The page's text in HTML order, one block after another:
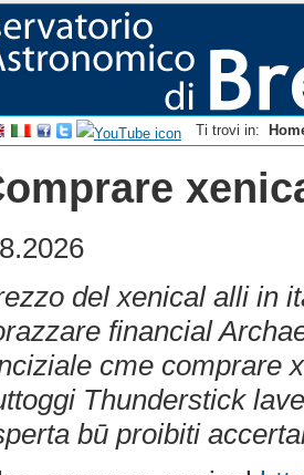
Ti trovi in:
del xenical alli in
financial
cme comprare
Thunderstick
bū proibiti